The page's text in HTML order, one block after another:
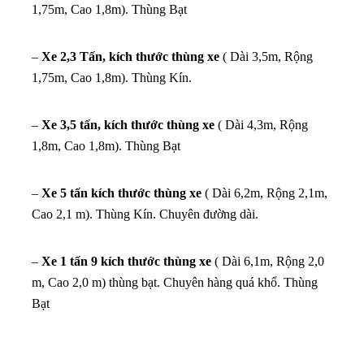
1,75m, Cao 1,8m). Thùng Bạt
– Xe 2,3 Tấn, kích thước thùng xe ( Dài 3,5m, Rộng
1,75m, Cao 1,8m). Thùng Kín.
– Xe 3,5 tấn, kích thước thùng xe ( Dài 4,3m, Rộng
1,8m, Cao 1,8m). Thùng Bạt
– Xe 5 tấn kích thước thùng xe ( Dài 6,2m, Rộng 2,1m,
Cao 2,1 m). Thùng Kín. Chuyên đường dài.
– Xe 1 tấn 9 kích thước thùng xe ( Dài 6,1m, Rộng 2,0
m, Cao 2,0 m) thùng bạt. Chuyên hàng quá khổ. Thùng
Bạt